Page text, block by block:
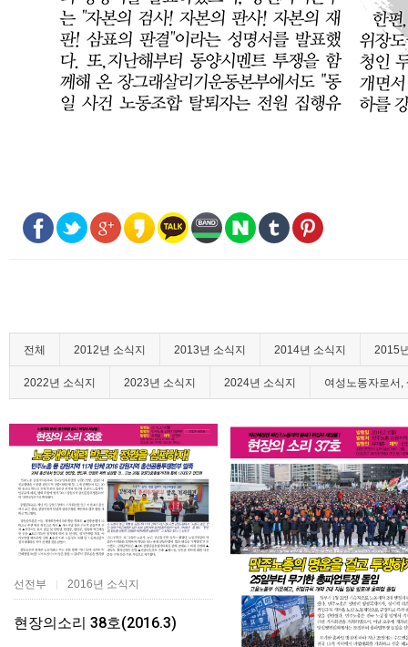
전체 2012년 소식지 2013년 소식지 2014년 소식지 2015
2022년 소식지 2023년 소식지 2024년 소식지 여성노동자로서,
선전부 | 2016년 소식지
현장의소리 38호(2016.3)